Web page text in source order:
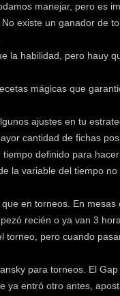
manejar, pero es
existe un ganador de
la habilidad, pero hauy
mágicas que
ajustes en tu
cantidad de fichas
definido para
la variable del tiempo no
en torneos. En
recién o ya van 3
pero cuando
para torneos. El
ya entró otro antes,